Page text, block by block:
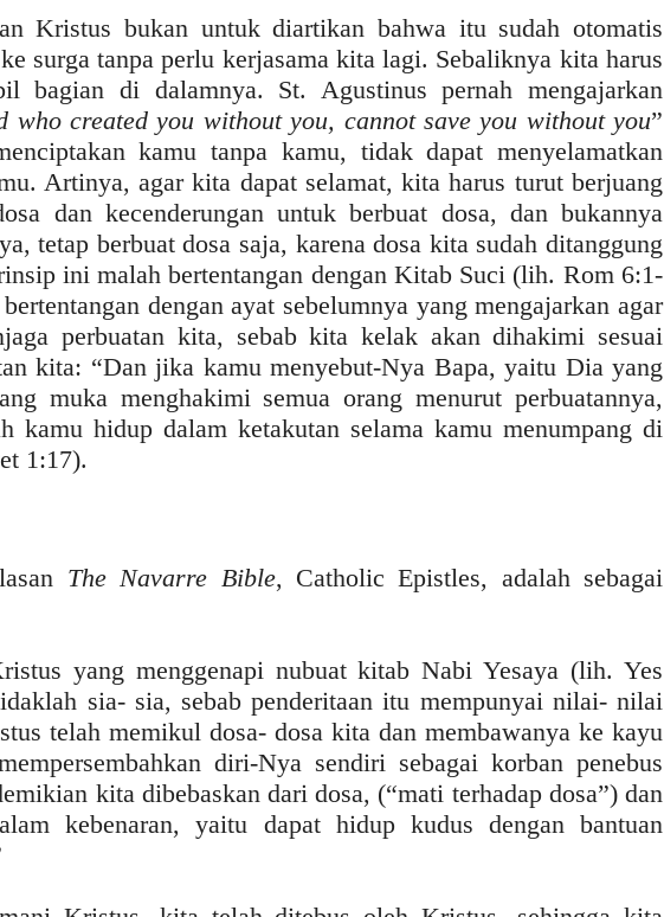
Kristus bukan untuk diartikan bahwa itu sudah otomatis
surga tanpa perlu kerjasama kita lagi. Sebaliknya kita harus
bagian di dalamnya. St. Agustinus pernah mengajarkan
who created you without you, cannot save you without you”
kamu tanpa kamu, tidak dapat menyelamatkan
Artinya, agar kita dapat selamat, kita harus turut berjuang
dan kecenderungan untuk berbuat dosa, dan bukannya
tetap berbuat dosa saja, karena dosa kita sudah ditanggung
ini malah bertentangan dengan Kitab Suci (lih. Rom 6:1-
dengan ayat sebelumnya yang mengajarkan agar
perbuatan kita, sebab kita kelak akan dihakimi sesuai
kita: “Dan jika kamu menyebut-Nya Bapa, yaitu Dia yang
muka menghakimi semua orang menurut perbuatannya,
kamu hidup dalam ketakutan selama kamu menumpang di
1:17).
The Navarre Bible, Catholic Epistles, adalah sebagai
yang menggenapi nubuat kitab Nabi Yesaya (lih. Yes
sia- sia, sebab penderitaan itu mempunyai nilai- nilai
telah memikul dosa- dosa kita dan membawanya ke kayu
diri-Nya sendiri sebagai korban penebus
kita dibebaskan dari dosa, (“mati terhadap dosa”) dan
kebenaran, yaitu dapat hidup kudus dengan bantuan